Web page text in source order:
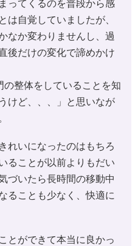
ってくるのを普段から感
は自覚していましたが、
なか変わりませんし、過
後だけの変化で諦めかけ
整体をしていることを知
けど、、、」と思いなが
れいになったのはもちろ
ることが以前よりもだい
づいたら長時間の移動中
ることも少なく、快適に
とができて本当に良かっ